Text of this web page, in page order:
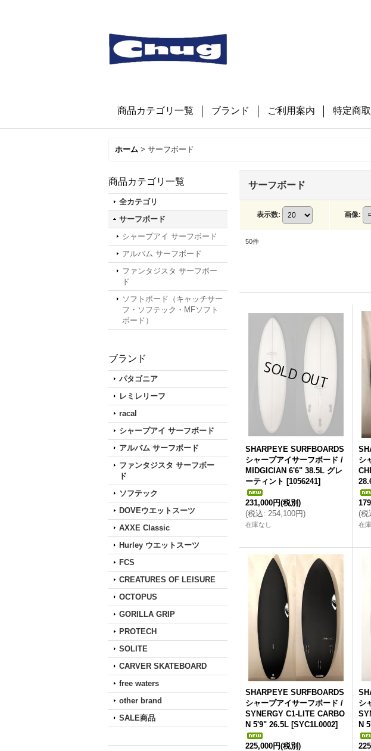
商品カテゴリ一覧 ブランド ご利用案内 特定商
ホーム > サーフボード
商品カテゴリ一覧
全カテゴリ
サーフボード
シャープアイ サーフボード
アルバム サーフボード
ファンタジスタ サーフボー
ド
ソフトボード（キャッチサー
フ・ソフテック・MFソフト
ボード）
ブランド
パタゴニア
レミレリーフ
racal
シャープアイ サーフボード
アルバム サーフボード
ファンタジスタ サーフボー
ド
ソフテック
DOVEウエットスーツ
AXXE Classic
Hurley ウエットスーツ
FCS
CREATURES OF LEISURE
OCTOPUS
GORILLA GRIP
PROTECH
SOLITE
CARVER SKATEBOARD
free waters
other brand
SALE商品
サーフボード
表示数: 画像:
50件
SHARPEYE SURFBOARDS
シャープアイサーフボード /
MIDGICIAN 6'6" 38.5L グレ
ーティント [1056241]
231,000円(税別)
(税込: 254,100円)
在庫なし
シ
(税
在
SHARPEYE SURFBOARDS
シャープアイサーフボード /
SYNERGY C1-LITE CARBO
N 5'9" 26.5L [SYC1L0002]
225,000円(税別)
シ
N